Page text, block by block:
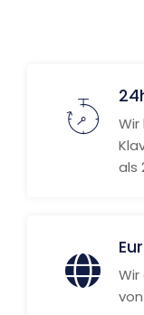
Wir
als